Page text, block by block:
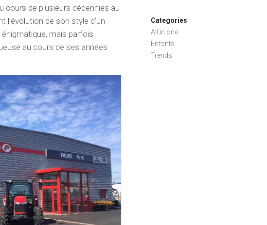
cours de plusieurs décennies au
l’évolution de son style d’un
mais parfois
au cours de ses années
Categories
All in one
Enfants
Trends